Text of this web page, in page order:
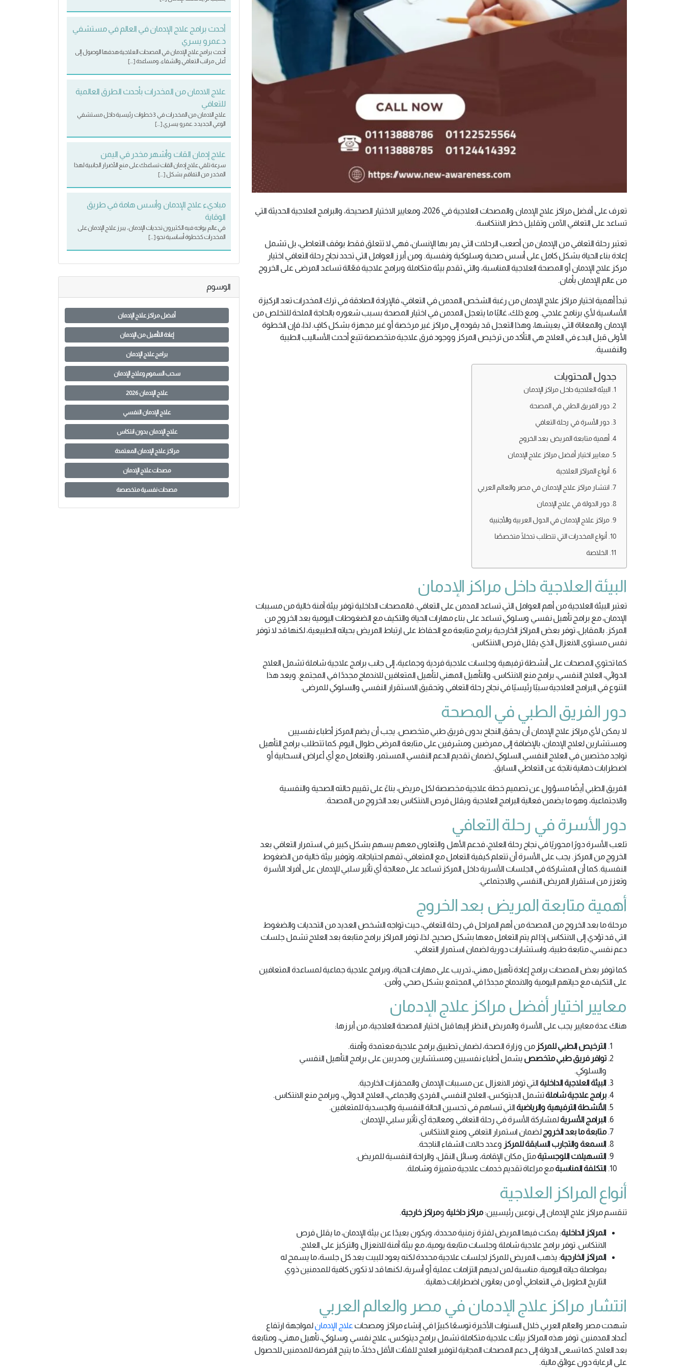
تعرف على أفضل مراكز علاج الإدمان والمصحات العلاجية في 2026، ومعايير الاختيار الصحيحة، والبرامج العلاجية الحديثة التي
تساعد على التعافي الآمن وتقليل خطر الانتكاسة.
تعتبر رحلة التعافي من الإدمان من أصعب الرحلات التي يمر بها الإنسان، فهي لا تتعلق فقط بوقف التعاطي، بل تشمل
إعادة بناء الحياة بشكل كامل على أسس صحية وسلوكية ونفسية. ومن أبرز العوامل التي تحدد نجاح رحلة التعافي اختيار
مركز علاج الإدمان أو المصحة العلاجية المناسبة، والتي تقدم بيئة متكاملة وبرامج علاجية فعّالة تساعد المرضى على الخروج
من عالم الإدمان بأمان.
تبدأ أهمية اختيار مراكز علاج الإدمان من رغبة الشخص المدمن في التعافي، فالإرادة الصادقة في ترك المخدرات تعد الركيزة
الأساسية لأي برنامج علاجي. ومع ذلك، غالبًا ما يتعجل المدمن في اختيار المصحة بسبب شعوره بالحاجة الملحة للتخلص من
الإدمان والمعاناة التي يعيشها، وهذا التعجل قد يقوده إلى مراكز غير مرخصة أو غير مجهزة بشكل كافٍ. لذا، فإن الخطوة
الأولى قبل البدء في العلاج هي التأكد من ترخيص المركز ووجود فرق علاجية متخصصة تتبع أحدث الأساليب الطبية
والنفسية.
جدول المحتويات
البيئة العلاجية داخل مراكز الإدمان
دور الفريق الطبي في المصحة
دور الأسرة في رحلة التعافي
أهمية متابعة المريض بعد الخروج
معايير اختيار أفضل مراكز علاج الإدمان
أنواع المراكز العلاجية
انتشار مراكز علاج الإدمان في مصر والعالم العربي
دور الدولة في علاج الإدمان
مراكز علاج الإدمان في الدول العربية والأجنبية
أنواع المخدرات التي تتطلب تدخلًا متخصصًا
الخلاصة
البيئة العلاجية داخل مراكز الإدمان
تعتبر البيئة العلاجية من أهم العوامل التي تساعد المدمن على التعافي. فالمصحات الداخلية توفر بيئة آمنة خالية من مسببات
الإدمان، مع برامج تأهيل نفسي وسلوكي تساعد على بناء مهارات الحياة والتكيف مع الضغوطات اليومية بعد الخروج من
المركز. بالمقابل، توفر بعض المراكز الخارجية برامج متابعة مع الحفاظ على ارتباط المريض بحياته الطبيعية، لكنها قد لا توفر
نفس مستوى الانعزال الذي يقلل فرص الانتكاس.
كما تحتوي المصحات على أنشطة ترفيهية وجلسات علاجية فردية وجماعية، إلى جانب برامج علاجية شاملة تشمل العلاج
الدوائي، العلاج النفسي، برامج منع الانتكاس، والتأهيل المهني لتأهيل المتعافين للاندماج مجددًا في المجتمع. ويعد هذا
التنوع في البرامج العلاجية سببًا رئيسيًا في نجاح رحلة التعافي وتحقيق الاستقرار النفسي والسلوكي للمرضى.
دور الفريق الطبي في المصحة
لا يمكن لأي مراكز علاج الإدمان أن يحقق النجاح بدون فريق طبي متخصص. يجب أن يضم المركز أطباء نفسيين
ومستشارين لعلاج الإدمان، بالإضافة إلى ممرضين ومشرفين على متابعة المرضى طوال اليوم. كما تتطلب برامج التأهيل
تواجد مختصين في العلاج النفسي السلوكي لضمان تقديم الدعم النفسي المستمر، والتعامل مع أي أعراض انسحابية أو
اضطرابات ذهانية ناتجة عن التعاطي السابق.
الفريق الطبي أيضًا مسؤول عن تصميم خطة علاجية مخصصة لكل مريض، بناءً على تقييم حالته الصحية والنفسية
والاجتماعية، وهو ما يضمن فعالية البرامج العلاجية ويقلل فرص الانتكاس بعد الخروج من المصحة.
دور الأسرة في رحلة التعافي
تلعب الأسرة دورًا محوريًا في نجاح رحلة العلاج، فدعم الأهل والتعاون معهم يسهم بشكل كبير في استمرار التعافي بعد
الخروج من المركز. يجب على الأسرة أن تتعلم كيفية التعامل مع المتعافي، تفهم احتياجاته، وتوفير بيئة خالية من الضغوط
النفسية. كما أن المشاركة في الجلسات الأسرية داخل المركز تساعد على معالجة أي تأثير سلبي للإدمان على أفراد الأسرة
وتعزز من استقرار المريض النفسي والاجتماعي.
أهمية متابعة المريض بعد الخروج
مرحلة ما بعد الخروج من المصحة من أهم المراحل في رحلة التعافي، حيث تواجه الشخص العديد من التحديات والضغوط
التي قد تؤدي إلى الانتكاس إذا لم يتم التعامل معها بشكل صحيح. لذا، توفر المراكز برامج متابعة بعد العلاج تشمل جلسات
دعم نفسي، متابعة طبية، واستشارات دورية لضمان استمرار التعافي.
كما توفر بعض المصحات برامج إعادة تأهيل مهني، تدريب على مهارات الحياة، وبرامج علاجية جماعية لمساعدة المتعافين
على التكيف مع حياتهم اليومية والاندماج مجددًا في المجتمع بشكل صحي وآمن.
معايير اختيار أفضل مراكز علاج الإدمان
هناك عدة معايير يجب على الأسرة والمريض النظر إليها قبل اختيار المصحة العلاجية، من أبرزها:
الترخيص الطبي للمركز من وزارة الصحة، لضمان تطبيق برامج علاجية معتمدة وآمنة.
توافر فريق طبي متخصص يشمل أطباء نفسيين ومستشارين ومدربين على برامج التأهيل النفسي
والسلوكي.
البيئة العلاجية الداخلية التي توفر الانعزال عن مسببات الإدمان والمحفزات الخارجية.
برامج علاجية شاملةتشمل الديتوكس، العلاج النفسي الفردي والجماعي، العلاج الدوائي، وبرامج منع الانتكاس.
الأنشطة الترفيهية والرياضية التي تساهم في تحسين الحالة النفسية والجسدية للمتعافين.
البرامج الأسريةلمشاركة الأسرة في رحلة التعافي ومعالجة أي تأثير سلبي للإدمان.
متابعة ما بعد الخروج لضمان استمرار التعافي ومنع الانتكاس.
السمعة والتجارب السابقة للمركز وعدد حالات الشفاء الناجحة.
التسهيلات اللوجستيةمثل مكان الإقامة، وسائل النقل، والراحة النفسية للمريض.
التكلفة المناسبةمع مراعاة تقديم خدمات علاجية متميزة وشاملة.
أنواع المراكز العلاجية
تنقسم مراكز علاج الإدمان إلى نوعين رئيسيين:مراكز داخلية ومراكز خارجية.
المراكز الداخلية: يمكث فيها المريض لفترة زمنية محددة، ويكون بعيدًا عن بيئة الإدمان، ما يقلل فرص
الانتكاس. توفر برامج علاجية شاملة وجلسات متابعة يومية، مع بيئة آمنة للانعزال والتركيز على العلاج.
المراكز الخارجية: يذهب المريض للمركز لجلسات علاجية محددة لكنه يعود للبيت بعد كل جلسة، ما يسمح له
بمواصلة حياته اليومية. مناسبة لمن لديهم التزامات عملية أو أسرية، لكنها قد لا تكون كافية للمدمنين ذوي
التاريخ الطويل في التعاطي أو من يعانون اضطرابات ذهانية.
انتشار مراكز علاج الإدمان في مصر والعالم العربي
شهدت مصر والعالم العربي خلال السنوات الأخيرة توسعًا كبيرًا في إنشاء مراكز ومصحات علاج الإدمانلمواجهة ارتفاع
أعداد المدمنين. توفر هذه المراكز بيئات علاجية متكاملة تشمل برامج ديتوكس، علاج نفسي وسلوكي، تأهيل مهني، ومتابعة
بعد العلاج. كما تسعى الدولة إلى دعم المصحات المجانية لتوفير العلاج للفئات الأقل دخلًا، ما يتيح الفرصة للمدمنين للحصول
على الرعاية دون عوائق مالية.
أحدث برامج علاج الإدمان في العالم في مستشفي
د.عمرو يسري
أحدث برامج علاج الإدمان في المصحات العلاجية هدفها الوصول إلى
أعلى مراتب التعافي والشفاء، ومساعدة […]
علاج الادمان من المخدرات بأحدث الطرق العالمية
للتعافي
علاج الادمان من المخدرات في 3 خطوات رئيسية داخل مستشفي
الوعي الجديد د .عمرو يسري […]
علاج إدمان القات وأشهر مخدر في اليمن
سرعة تلقي علاج إدمان القات تساعدك على منع الأضرار الجانبية لهذا
المخدر من التفاقم بشكل […]
مباديء علاج الإدمان وأسس هامة في طريق
الوقاية
في عالم يواجه فيه الكثيرون تحديات الإدمان، يبرز علاج الإدمان على
المخدرات كخطوة أساسية نحو […]
الوسوم
أفضل مراكز علاج الإدمان
إعادة التأهيل من الإدمان
برامج علاج الإدمان
سحب السموم وعلاج الإدمان
علاج الإدمان 2026
علاج الإدمان النفسي
علاج الإدمان بدون انتكاس
مراكز علاج الإدمان المعتمدة
مصحات علاج الإدمان
مصحات نفسية متخصصة